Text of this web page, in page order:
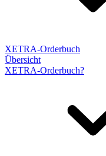
XETRA-Orderbuch
Übersicht
XETRA-Orderbuch?